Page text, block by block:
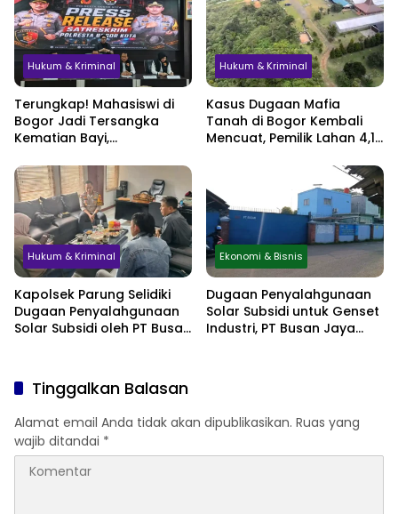
Hukum & Kriminal
Terungkap! Mahasiswi di
Bogor Jadi Tersangka
Kematian Bayi,
hingga Simpan Jasad di
Lemari
Hukum & Kriminal
Kasus Dugaan Mafia
Tanah di Bogor Kembali
Mencuat, Pemilik Lahan 4,1
Perlindungan Hukum
Hukum & Kriminal
Kapolsek Parung Selidiki
Dugaan Penyalahgunaan
Solar Subsidi oleh PT Busan
Ekonomi & Bisnis
Dugaan Penyalahgunaan
Solar Subsidi untuk Genset
Industri, PT Busan Jaya
Tinggalkan Balasan
Alamat email Anda tidak akan dipublikasikan. Ruas yang
wajib ditandai *